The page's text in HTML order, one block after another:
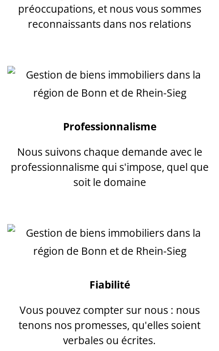
préoccupations, et nous vous sommes
reconnaissants dans nos relations
Professionnalisme
Nous suivons chaque demande avec le
professionnalisme qui s'impose, quel que
soit le domaine
Fiabilité
Vous pouvez compter sur nous : nous
tenons nos promesses, qu'elles soient
verbales ou écrites.